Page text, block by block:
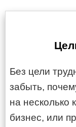
Без цели
забыть,
на несколько
бизнес, или